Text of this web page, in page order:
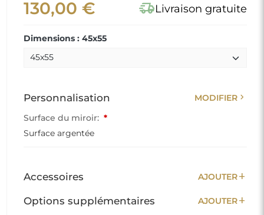
130,00 € delivery_truck_speedLivraison gratuite
Dimensions : 45x55
Personnalisation MODIFIER chevron_right
Surface du miroir: *
Surface argentée
Accessoires AJOUTERadd
Options supplémentaires AJOUTERadd